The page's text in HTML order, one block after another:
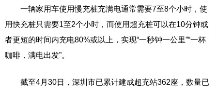
一辆家用车使用慢充桩充满电通常需要7至8个小时，使
用快充桩只需要1至2个小时，而使用超充桩可以在10分钟或
者更短的时间内充电80%或以上，实现“一秒钟一公里”“一杯
咖啡，满电出发”。
截至4月30日，深圳市已累计建成超充站362座，数量已